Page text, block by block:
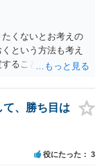
くないとお考えの
という方法も考え
ることもできます
ます。 一度、弁護
、勝ち目は
役にたった 3